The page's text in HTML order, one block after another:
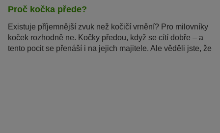
Proč kočka přede?
Existuje příjemnější zvuk než kočičí vrnění? Pro milovníky
koček rozhodně ne. Kočky předou, když se cítí dobře – a
tento pocit se přenáší i na jejich majitele. Ale věděli jste, že